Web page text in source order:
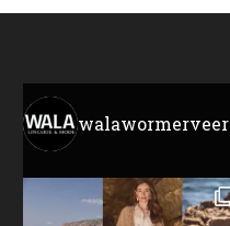
walawormerveer